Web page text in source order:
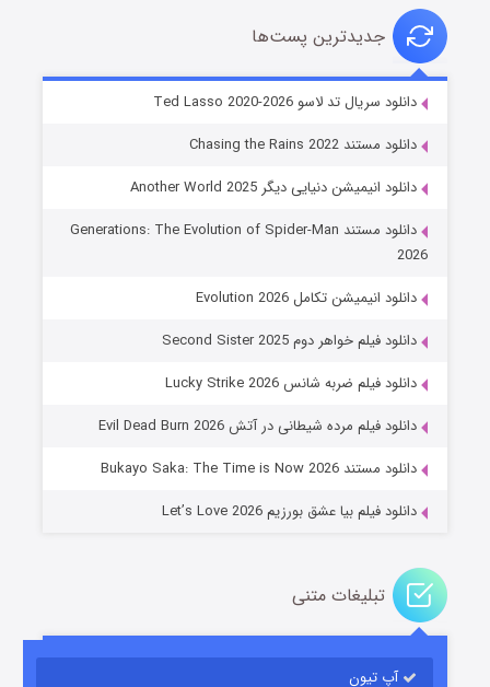
خاندان اژدها فصل ۳
جادوگری در مغولستان
باب اسفنجی فصل ۱۷
جدیدترین پست‌ها
دانلود سریال تد لاسو Ted Lasso 2020-2026
دانلود مستند Chasing the Rains 2022
دانلود انیمیشن دنیایی دیگر Another World 2025
دانلود مستند Generations: The Evolution of Spider-Man
2026
دانلود انیمیشن تکامل Evolution 2026
دانلود فیلم خواهر دوم Second Sister 2025
دانلود فیلم ضربه شانس Lucky Strike 2026
دانلود فیلم مرده شیطانی در آتش Evil Dead Burn 2026
دانلود مستند Bukayo Saka: The Time is Now 2026
دانلود فیلم بیا عشق بورزیم Let’s Love 2026
تبلیغات متنی
آپ تیون